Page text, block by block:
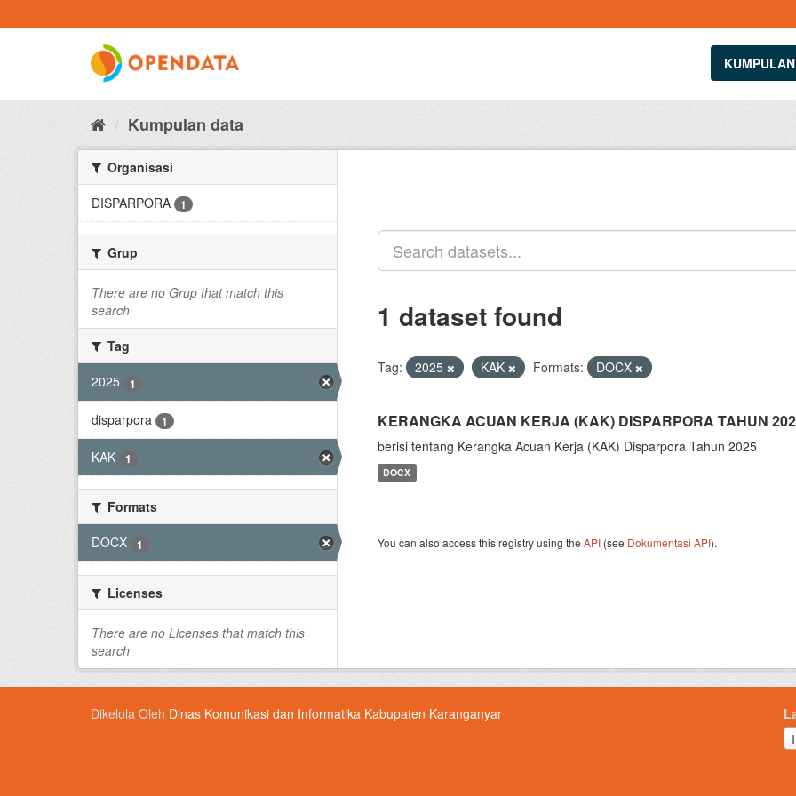
to
Kumpulan data
Organisasi
DISPARPORA
1
Grup
There are no Grup that match this
search
Tag
2025
1
disparpora 1
KAK 1
Formats
DOCX
1
Licenses
There are no Licenses that match this
search
1 dataset found
Tag: 2025 KAK Formats: DOCX
KERANGKA ACUAN KERJA (KAK) DISPARPORA TAHUN
berisi tentang Kerangka Acuan Kerja (KAK) Disparpora Tahun 2025
DOCX
You can also access this registry using the API (see Dokumentasi API).
Dikelola Oleh Dinas Komunikasi dan Informatika Kabupaten Karanganyar